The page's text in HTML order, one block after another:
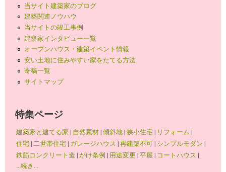
当サイト建築家のブログ
建築関連ノウハウ
当サイトの竣工事例
建築家インタビュー一覧
オープンハウス・建築イベント情報
安い土地に住みやすい家をたてる方法
寄稿一覧
サイトマップ
特集ページ
建築家と建てる家 | 自然素材|傾斜地|狭小住宅| リフォーム |
住宅|二世帯住宅| ガレージハウス |再建築不可| シンプルモダン |
鉄筋コンクリート造 |がけ条例 | 用途変更 |平屋 | コートハウス |
...続き...